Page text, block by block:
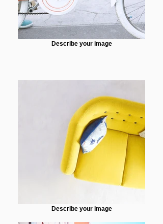
Describe your image
Describe your image